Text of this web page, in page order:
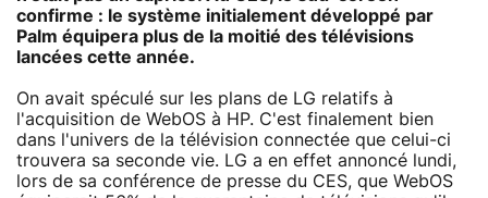
confirme : le système initialement développé par
Palm équipera plus de la moitié des télévisions
lancées cette année.
On avait spéculé sur les plans de LG relatifs à
l'acquisition de WebOS à HP. C'est finalement bien
dans l'univers de la télévision connectée que celui-ci
trouvera sa seconde vie. LG a en effet annoncé lundi,
lors de sa conférence de presse du CES, que WebOS